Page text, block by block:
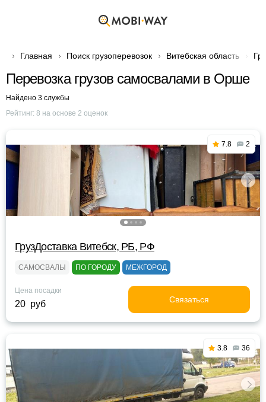
Главная Поиск грузоперевозок Витебская область
Перевозка грузов самосвалами в Орше
Найдено 3 службы
Рейтинг: 8 на основе 2 оценок
7.8 2
ГрузДоставка Витебск, РБ, РФ
САМОСВАЛЫ ПО ГОРОДУ МЕЖГОРОД
Цена посадки
20 руб Связаться
3.8 36